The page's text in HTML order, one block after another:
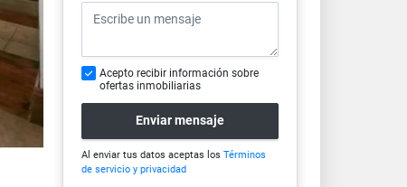
Acepto recibir información sobre
ofertas inmobiliarias
Enviar mensaje
Al enviar tus datos aceptas los Términos
de servicio y privacidad